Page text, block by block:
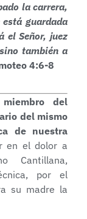
la carrera,
guardada
el Señor, juez
también a
4:6-8
del
del mismo
de nuestra
en el dolor a
Cantillana,
por el
su madre la